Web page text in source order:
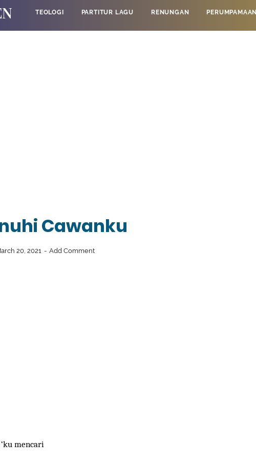
TEOLOGI PARTITUR LAGU RENUNGAN PERUMPAMAAN
Cawanku
20, 2021 Add Comment
mencari